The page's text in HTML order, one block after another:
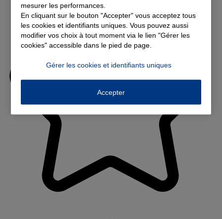
mesurer les performances.
En cliquant sur le bouton "Accepter" vous acceptez tous
les cookies et identifiants uniques. Vous pouvez aussi
modifier vos choix à tout moment via le lien "Gérer les
cookies" accessible dans le pied de page.
Gérer les cookies et identifiants uniques
Accepter